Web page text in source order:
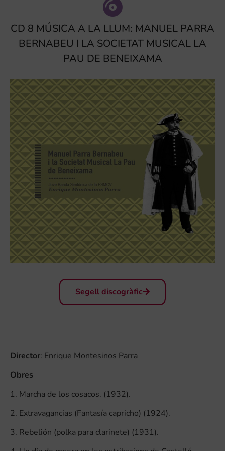
CD 8 MÚSICA A LA LLUM: MANUEL PARRA
BERNABEU I LA SOCIETAT MUSICAL LA
PAU DE BENEIXAMA
Segell discogràfic
Director: Enrique Montesinos Parra
Obres
1. Marcha de los cosacos. (1932).
2. Extravagancias (Fantasía capricho) (1924).
3. Rebelión (polka para clarinete) (1931).